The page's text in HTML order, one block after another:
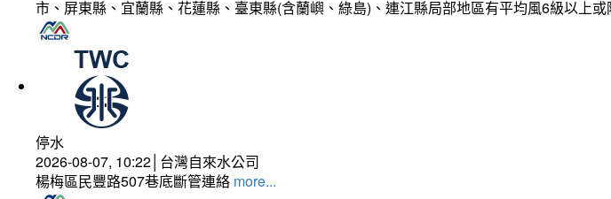
市、屏東縣、宜蘭縣、花蓮縣、臺東縣(含蘭嶼、綠島)、連江縣局部地區有平均風6級以上
停水
2026-08-07, 10:22│台灣自來水公司
楊梅區民豐路507巷底斷管連絡 more...